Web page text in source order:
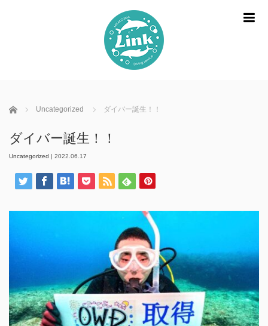
ホーム Uncategorized ダイバー誕生！！
ダイバー誕生！！
Uncategorized | 2022.06.17